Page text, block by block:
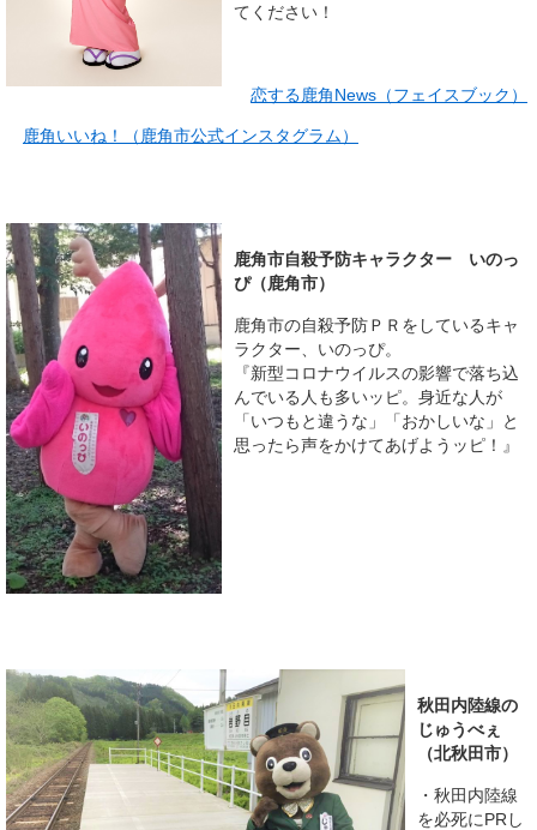
てください！
恋する鹿角News（フェイスブック）
鹿角いいね！（鹿角市公式インスタグラム）
鹿角市自殺予防キャラクター いのっ
ぴ（鹿角市）
鹿角市の自殺予防ＰＲをしているキャ
ラクター、いのっぴ。
『新型コロナウイルスの影響で落ち込
んでいる人も多いッピ。身近な人が
「いつもと違うな」「おかしいな」と
思ったら声をかけてあげようッピ！』
秋田内陸線の
じゅうべぇ
（北秋田市）
・秋田内陸線
を必死にPRし